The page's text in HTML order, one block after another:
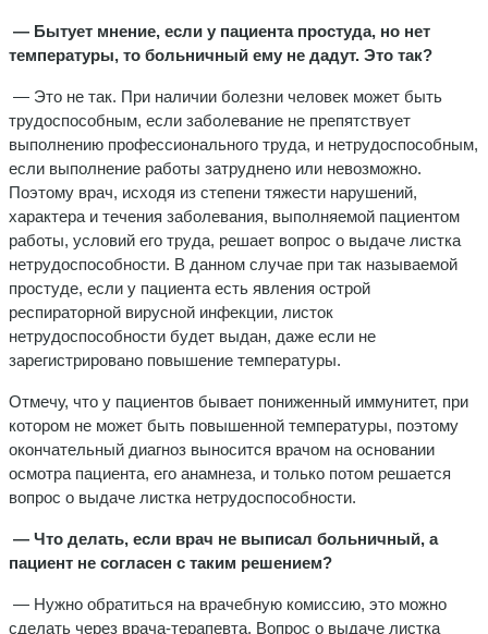
— Бытует мнение, если у пациента простуда, но нет
температуры, то больничный ему не дадут. Это так?
— Это не так. При наличии болезни человек может быть
трудоспособным, если заболевание не препятствует
выполнению профессионального труда, и нетрудоспособным,
если выполнение работы затруднено или невозможно.
Поэтому врач, исходя из степени тяжести нарушений,
характера и течения заболевания, выполняемой пациентом
работы, условий его труда, решает вопрос о выдаче листка
нетрудоспособности. В данном случае при так называемой
простуде, если у пациента есть явления острой
респираторной вирусной инфекции, листок
нетрудоспособности будет выдан, даже если не
зарегистрировано повышение температуры.
Отмечу, что у пациентов бывает пониженный иммунитет, при
котором не может быть повышенной температуры, поэтому
окончательный диагноз выносится врачом на основании
осмотра пациента, его анамнеза, и только потом решается
вопрос о выдаче листка нетрудоспособности.
— Что делать, если врач не выписал больничный, а
пациент не согласен с таким решением?
— Нужно обратиться на врачебную комиссию, это можно
сделать через врача-терапевта. Вопрос о выдаче листка